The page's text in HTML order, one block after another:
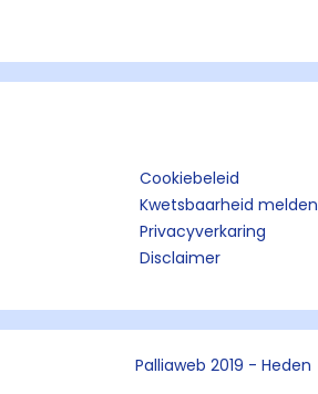
Cookiebeleid
Kwetsbaarheid melden
Privacyverkaring
Disclaimer
Palliaweb 2019 - Heden